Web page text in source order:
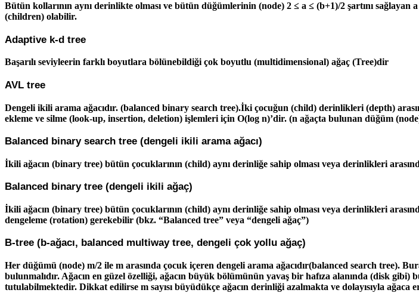
Bütün kollarının aynı derinlikte olması ve bütün düğümlerinin (node) 2 ≤ a ≤ (b+1)/2 şartını
(children) olabilir.
Adaptive k-d tree
Başarılı seviyleerin farklı boyutlara bölünebildiği çok boyutlu (multidimensional) ağaç (Tree)dir
AVL tree
Dengeli ikili arama ağacıdır. (balanced binary search tree).İki çocuğun (child) derinlikleri (depth)
ekleme ve silme (look-up, insertion, deletion) işlemleri için O(log n)’dir. (n ağaçta bulunan düğüm (node)
Balanced binary search tree (dengeli ikili arama ağacı)
İkili ağacın (binary tree) bütün çocuklarının (child) aynı derinliğe sahip olması veya derinlikleri
Balanced binary tree (dengeli ikili ağaç)
İkili ağacın (binary tree) bütün çocuklarının (child) aynı derinliğe sahip olması veya derinlikleri
dengeleme (rotation) gerekebilir (bkz. “Balanced tree” veya “dengeli ağaç”)
B-tree (b-ağacı, balanced multiway tree, dengeli çok yollu ağaç)
Her düğümü (node) m/2 ile m arasında çocuk içeren dengeli arama ağacıdır(balanced search tree).
bulunmalıdır. Ağacın en güzel özelliği, ağacın büyük bölümünün yavaş bir hafıza alanında (disk gibi)
tutulabilmektedir. Dikkat edilirse m sayısı büyüdükçe ağacın derinliği azalmakta ve dolayısıyla ağaca